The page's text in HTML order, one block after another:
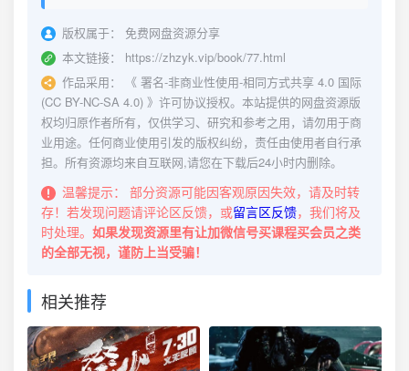
版权属于：
免费网盘资源分享
本文链接：
https://zhzyk.vip/book/77.html
作品采用：
《 署名-非商业性使用-相同方式共享 4.0 国际
(CC BY-NC-SA 4.0) 》许可协议授权。本站提供的网盘资源版
权均归原作者所有，仅供学习、研究和参考之用，请勿用于商
业用途。任何商业使用引发的版权纠纷，责任由使用者自行承
担。所有资源均来自互联网,请您在下载后24小时内删除。
温馨提示：
部分资源可能因客观原因失效，请及时转
存！若发现问题请评论区反馈，或留言区反馈，我们将及
时处理。 如果发现资源里有让加微信号买课程买会员之类
的全部无视，谨防上当受骗！
相关推荐